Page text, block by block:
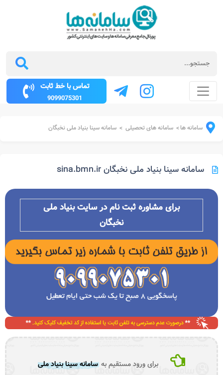
تماس با خط ثابت
9099075301
سامانه ها> سامانه های تحصیلی > سامانه سینا بنیاد ملی نخبگان
سامانه سینا بنیاد ملی نخبگان sina.bmn.ir
برای مشاوره ثبت نام در سایت بنیاد ملی
نخبگان
برای ورود مستقیم به سامانه سینا بنیاد ملی